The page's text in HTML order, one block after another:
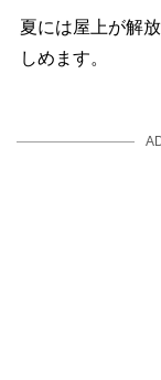
夏には屋上が解
しめます。